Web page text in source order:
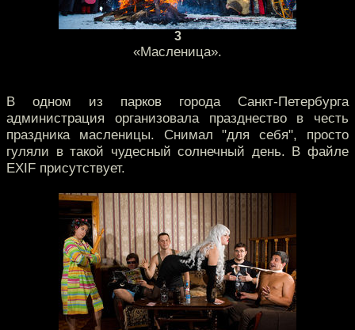
3
«Масленица».
В одном из парков города Санкт-Петербурга
администрация организовала празднество в честь
праздника масленицы. Снимал "для себя", просто
гуляли в такой чудесный солнечный день. В файле
EXIF присутствует.